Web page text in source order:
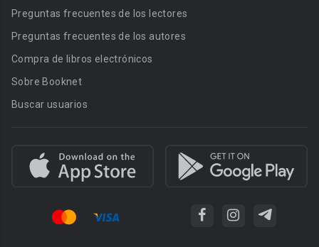
Preguntas frecuentes de los lectores
Preguntas frecuentes de los autores
Compra de libros electrónicos
Sobre Booknet
Buscar usuarios